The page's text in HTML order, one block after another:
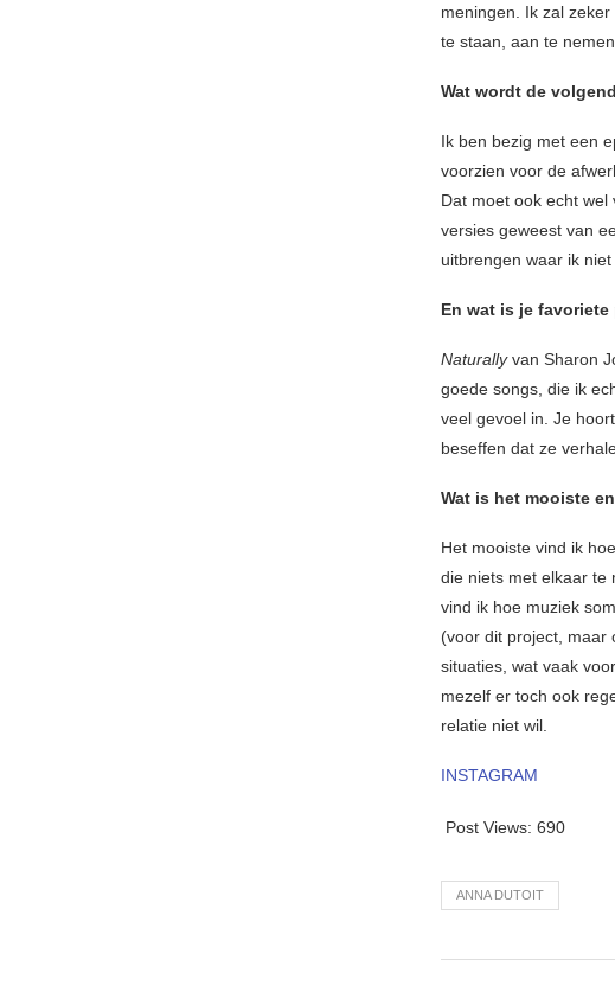
meningen. Ik zal
te staan, aan te
Wat wordt de
Ik ben bezig met een
voorzien voor de
Dat moet ook echt
versies geweest van
uitbrengen waar ik niet
En wat is je
Naturallyvan Sharon
goede songs, die ik
veel gevoel in. Je
beseffen dat ze
Wat is het mooiste
Het mooiste vind ik
die niets met elkaar te
vind ik hoe muziek
(voor dit project, maar
situaties, wat vaak
mezelf er toch ook
relatie niet wil.
INSTAGRAM
Post Views: 690
ANNA DUTOIT